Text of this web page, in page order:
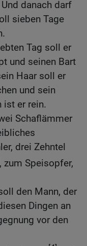
danach darf
sieben Tage
Tag soll er
und seinen Bart
Haar soll er
und sein
ist er rein.
Schaflämmer
drei Zehntel
, zum Speisopfer,
den Mann, der
Dingen an
vor den